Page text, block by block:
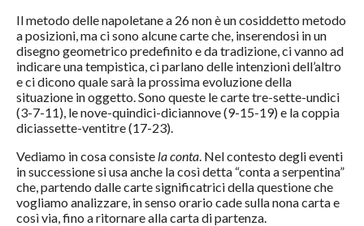
Il metodo delle napoletane a 26 non è un cosiddetto metodo
a posizioni, ma ci sono alcune carte che, inserendosi in un
disegno geometrico predefinito e da tradizione, ci vanno ad
indicare una tempistica, ci parlano delle intenzioni dell’altro
e ci dicono quale sarà la prossima evoluzione della
situazione in oggetto. Sono queste le carte tre-sette-undici
(3-7-11), le nove-quindici-diciannove (9-15-19) e la coppia
diciassette-ventitre (17-23).
Vediamo in cosa consiste la conta . Nel contesto degli eventi
in successione si usa anche la così detta “conta a serpentina”
che, partendo dalle carte significatrici della questione che
vogliamo analizzare, in senso orario cade sulla nona carta e
così via, fino a ritornare alla carta di partenza.